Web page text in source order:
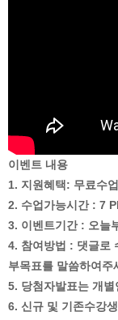
이벤트 내용
1. 지원혜택: 무료수
2. 수업가능시간 : 7
3. 이벤트기간 : 오늘
4. 참여방법 : 댓글로
부목표를 말씀하여주
5. 당첨자발표는 개별
6. 신규 및 기존수강